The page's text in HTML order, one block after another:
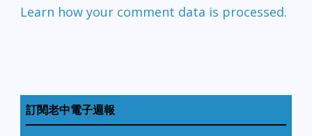
Learn how your comment data is processed.
訂閱老中電子週報